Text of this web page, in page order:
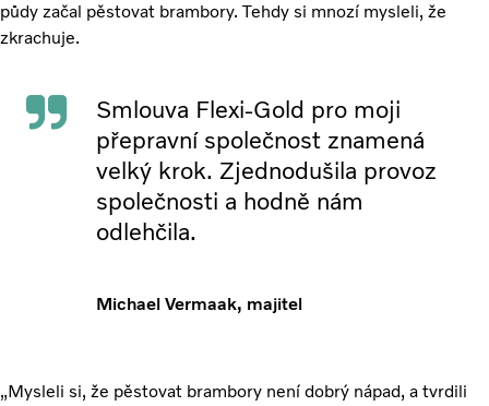
půdy začal pěstovat brambory. Tehdy si mnozí mysleli, že
zkrachuje.
Smlouva Flexi-Gold pro moji
přepravní společnost znamená
velký krok. Zjednodušila provoz
společnosti a hodně nám
odlehčila.
Michael Vermaak, majitel
„Mysleli si, že pěstovat brambory není dobrý nápad, a tvrdili